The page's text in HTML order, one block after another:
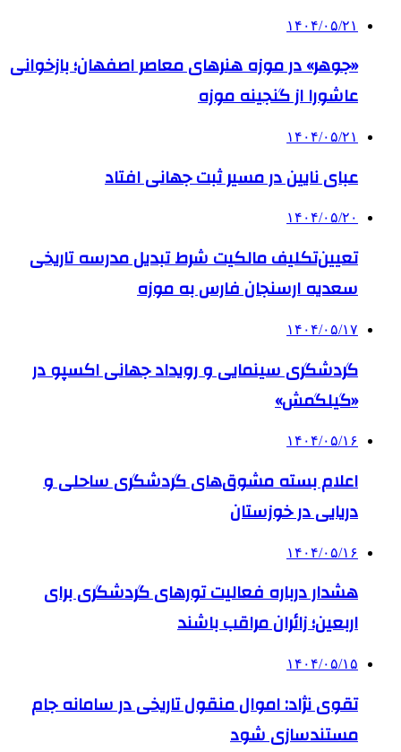
۱۴۰۴/۰۵/۲۱
«جوهر» در موزه هنرهای معاصر اصفهان؛ بازخوانی
عاشورا از گنجینه موزه
۱۴۰۴/۰۵/۲۱
عبای نایین در مسیر ثبت جهانی افتاد
۱۴۰۴/۰۵/۲۰
تعیین‌تکلیف مالکیت شرط تبدیل مدرسه تاریخی
سعدیه ارسنجان فارس به موزه
۱۴۰۴/۰۵/۱۷
گردشگری سینمایی و رویداد جهانی اکسپو در
«گیلگمش»
۱۴۰۴/۰۵/۱۶
اعلام بسته مشوق‌های گردشگری ساحلی و
دریایی در خوزستان
۱۴۰۴/۰۵/۱۶
هشدار درباره فعالیت تورهای گردشگری برای
اربعین؛ زائران مراقب باشند
۱۴۰۴/۰۵/۱۵
تقوی نژاد: اموال منقول تاریخی در سامانه جام
مستندسازی شود